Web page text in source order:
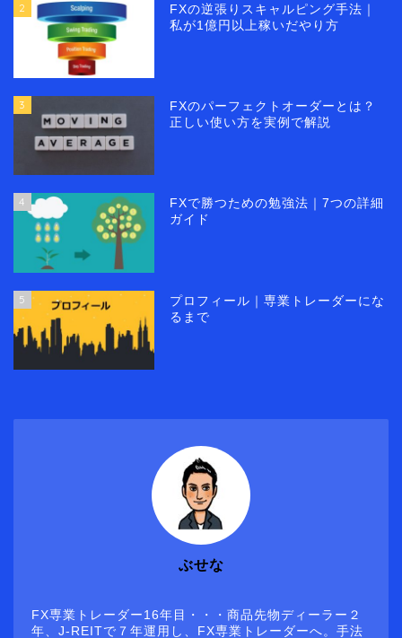
2
FXの逆張りスキャルピング手法｜
私が1億円以上稼いだやり方
3
FXのパーフェクトオーダーとは？
正しい使い方を実例で解説
4
FXで勝つための勉強法｜7つの詳細
ガイド
5
プロフィール｜専業トレーダーにな
るまで
ぶせな
FX専業トレーダー16年目・・・商品先物ディーラー２
年、J-REITで７年運用し、FX専業トレーダーへ。手法